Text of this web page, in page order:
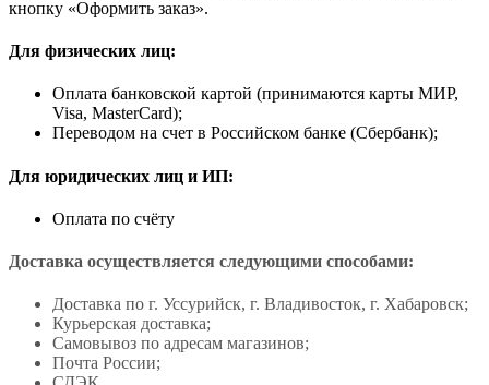
кнопку «Оформить заказ».
Для физических лиц:
Оплата банковской картой (принимаются карты МИР,
Visa, MasterCard);
Переводом на счет в Российском банке (Сбербанк);
Для юридических лиц и ИП:
Оплата по счёту
Доставка осуществляется следующими способами:
Доставка по г. Уссурийск, г. Владивосток, г. Хабаровск;
Курьерская доставка;
Самовывоз по адресам магазинов;
Почта России;